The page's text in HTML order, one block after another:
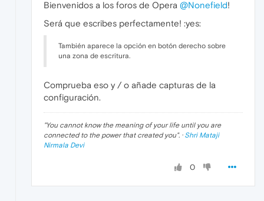
Bienvenidos a los foros de Opera @Nonefield!
Será que escribes perfectamente! :yes:
También aparece la opción en botón derecho sobre
una zona de escritura.
Comprueba eso y / o añade capturas de la
configuración.
"You cannot know the meaning of your life until you are
connected to the power that created you". · Shri Mataji
Nirmala Devi
0